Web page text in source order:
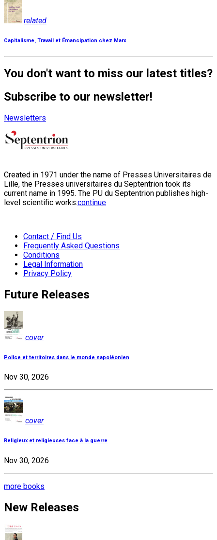
related
Capitalisme, Travail et Émancipation chez Marx
You don't want to miss our latest titles?
Subscribe to our newsletter!
Newsletters
Created in 1971 under the name of Presses Universitaires de
Lille, the Presses universitaires du Septentrion took its
current name in 1995. The PU du Septentrion publishes high-
level scientific works:continue
Contact / Find Us
Frequently Asked Questions
Conditions
Legal Information
Privacy Policy
Future Releases
cover
Police et territoires dans le monde napoléonien
Nov 30, 2026
cover
Religieux et religieuses face à la guerre
Nov 30, 2026
more books
New Releases